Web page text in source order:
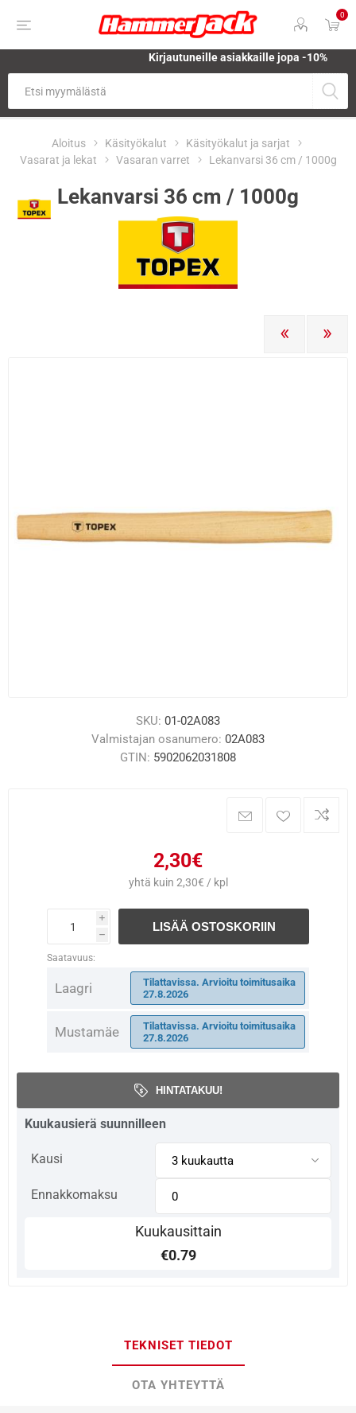
0
Kirjautuneille asiakkaille jopa -10%
Aloitus Käsityökalut
Käsityökalut ja sarjat
Vasarat ja lekat
Vasaran varret Lekanvarsi 36 cm / 1000g
Lekanvarsi 36 cm / 1000g
SKU: 01-02A083
Valmistajan osanumero: 02A083
GTIN: 5902062031808
2,30€
yhtä kuin 2,30€ / kpl
i
h
LISÄÄ OSTOSKORIIN
Saatavuus:
Laagri
Tilattavissa. Arvioitu toimitusaika
27.8.2026
Mustamäe
Tilattavissa. Arvioitu toimitusaika
27.8.2026
HINTATAKUU!
Kuukausierä suunnilleen
Kausi
Ennakkomaksu
Kuukausittain
€0.79
TEKNISET TIEDOT
OTA YHTEYTTÄ